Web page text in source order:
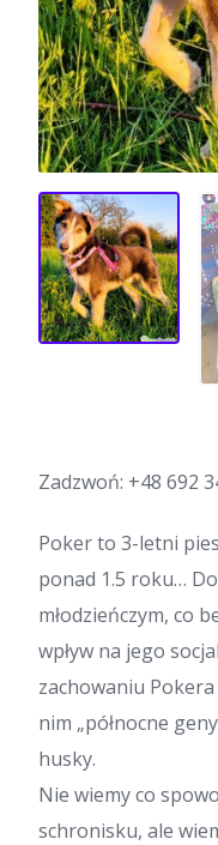
Zadzwoń: +48 692
Poker to 3-letni
ponad 1.5 roku…
młodzieńczym, co
wpływ na jego
zachowaniu
nim „północne
husky.
Nie wiemy co
schronisku, ale